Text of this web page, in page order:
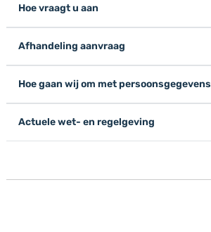
Hoe vraagt u aan
Afhandeling aanvraag
Hoe gaan wij om met persoonsgegevens
Actuele wet- en regelgeving